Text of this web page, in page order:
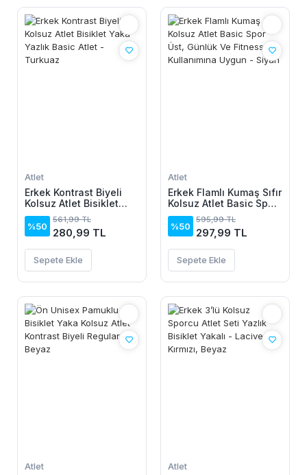
Atlet
Erkek Kontrast Biyeli
Kolsuz Atlet Bisiklet
Yaka Yazlık Basic Atlet
- Turkuaz
%50
561,99 TL
280,99 TL
Sepete Ekle
Atlet
Erkek Flamlı Kumaş Sıfır
Kolsuz Atlet Basic Spor
Üst, Günlük Ve Fitness
Kullanımına Uygun -
Siyah
%50
595,99 TL
297,99 TL
Sepete Ekle
Atlet Atlet